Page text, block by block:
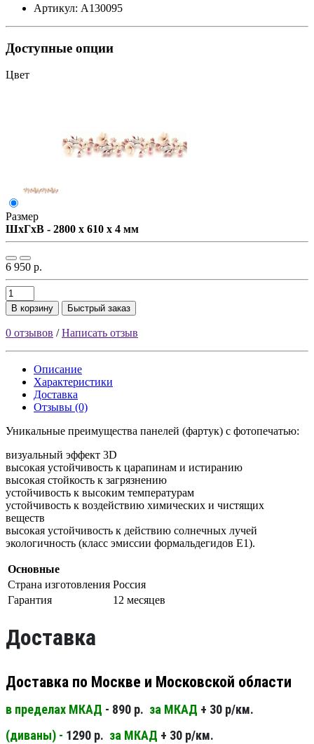
Артикул: А130095
Доступные опции
Цвет
Размер
ШxГxВ - 2800 x 610 x 4 мм
6 950 р.
В корзину Быстрый заказ
0 отзывов /Написать отзыв
Описание
Характеристики
Доставка
Отзывы (0)
Уникальные преимущества панелей (фартук) с фотопечатью:
визуальный эффект 3D
высокая устойчивость к царапинам и истиранию
высокая стойкость к загрязнению
устойчивость к высоким температурам
устойчивость к воздействию химических и чистящих
веществ
высокая устойчивость к действию солнечных лучей
экологичность (класс эмиссии формальдегидов Е1).
Основные
Страна изготовления Россия
Гарантия
12 месяцев
Доставка
Доставка по Москве и Московской области
в пределах МКАД - 890 р. за МКАД + 30 р/км.
(диваны) - 1290 р. за МКАД + 30 р/км.